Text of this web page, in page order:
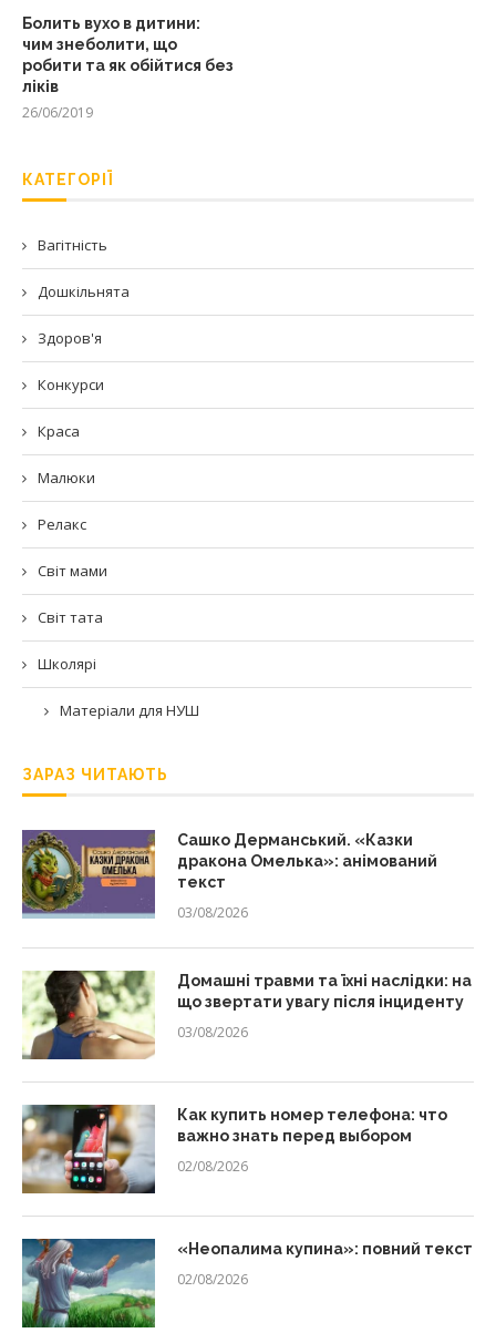
Болить вухо в дитини:
чим знеболити, що
робити та як обійтися без
ліків
26/06/2019
КАТЕГОРІЇ
Вагітність
Дошкільнята
Здоров'я
Конкурси
Краса
Малюки
Релакс
Світ мами
Світ тата
Школярі
Матеріали для НУШ
ЗАРАЗ ЧИТАЮТЬ
Сашко Дерманський. «Казки
дракона Омелька»: анімований
текст
03/08/2026
Домашні травми та їхні наслідки: на
що звертати увагу після інциденту
03/08/2026
Как купить номер телефона: что
важно знать перед выбором
02/08/2026
«Неопалима купина»: повний текст
02/08/2026